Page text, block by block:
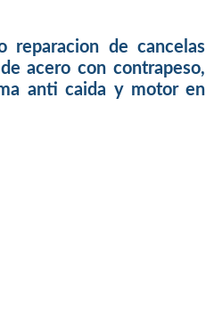
reparacion de cancelas
acero con contrapeso,
anti caida y motor en